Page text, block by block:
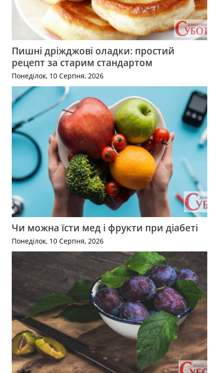
Пишні дріжджові оладки: простий
рецепт за старим стандартом
Понеділок, 10 Серпня, 2026
Чи можна їсти мед і фрукти при діабеті
Понеділок, 10 Серпня, 2026